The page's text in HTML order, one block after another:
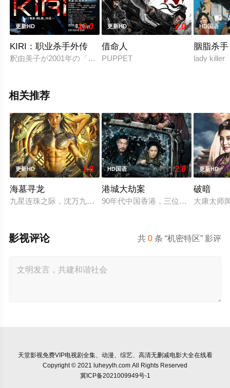
更新HD 10.0
KIRI：职业杀手外传
釈由美子が2001年の「修羅雪姫」以来14年ぶりに本格アクシ
更新HD 7.0
借命人
PUPPET
HD国语
胭脂杀手
lady killer
相关推荐
更新HD 1.0
海墓寻龙
九星连珠之际，沈万九海墓随岛浮现，引发各方势力觊觎。江
HD国语 2.0
港城大劫案
90年代中国香港，三位深陷生存绝
更新HD
破暗
大康太师
共0 条 “机密特区” 影评
影视评论
天堂影视免费VIP电视剧全集、动漫、综艺、高清无删减电影大全在线看
Copyright © 2021 luheyylh.com All Rights Reserved
冀ICP备2021009949号-1